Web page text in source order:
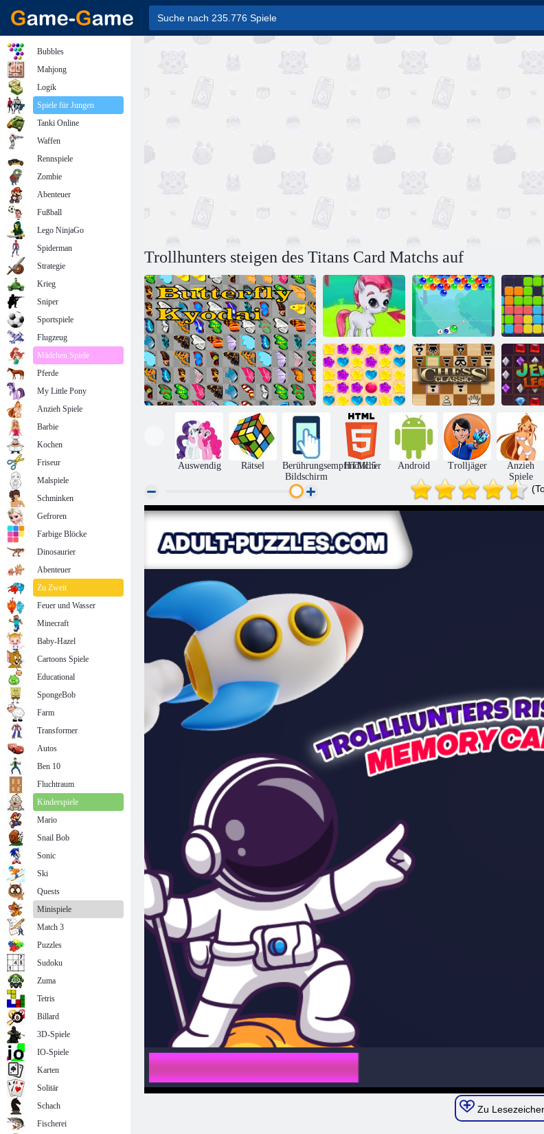
Trollhunters steigen des Titans Card Matchs auf
Bubble Gemes -
3 Gewinnt
Bubble Charms
Süßigkeiten
Regen 5
Schach gegen
Computer
Juwel
Auswendig Rätsel
Berührungsempfindlicher
Bildschirm
HTML5 Android Trolljäger
Anzieh
Spiele
Zu
Bubbles
Mahjong
Logik
Spiele für Jungen
Tanki Online
Waffen
Rennspiele
Zombie
Abenteuer
Fußball
Lego NinjaGo
Spiderman
Strategie
Krieg
Sniper
Sportspiele
Flugzeug
Mädchen Spiele
Pferde
My Little Pony
Anzieh Spiele
Barbie
Kochen
Friseur
Malspiele
Schminken
Gefroren
Farbige Blöcke
Dinosaurier
Abenteuer
Zu Zweit
Feuer und Wasser
Minecraft
Baby-Hazel
Cartoons Spiele
Educational
SpongeBob
Farm
Transformer
Autos
Ben 10
Fluchtraum
Kinderspiele
Mario
Snail Bob
Sonic
Ski
Quests
Minispiele
Match 3
Puzzles
Sudoku
Zuma
Tetris
Billard
3D-Spiele
IO-Spiele
Karten
Solitär
Schach
Fischerei